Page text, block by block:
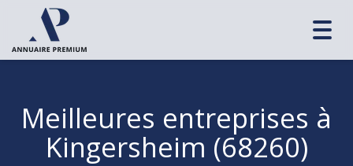
Meilleures entreprises à
Kingersheim (68260)